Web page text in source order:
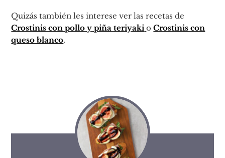
Quizás también les interese ver las recetas de
Crostinis con pollo y piña teriyaki oCrostinis con
queso blanco.